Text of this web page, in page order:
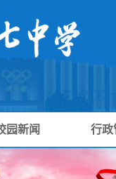
园新闻 行政